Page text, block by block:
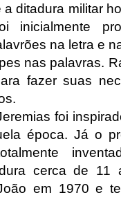
a ditadura militar
inicialmente
na letra e
nas palavras.
fazer suas
foi
época. Já o
cerca de 11
em 1970 e